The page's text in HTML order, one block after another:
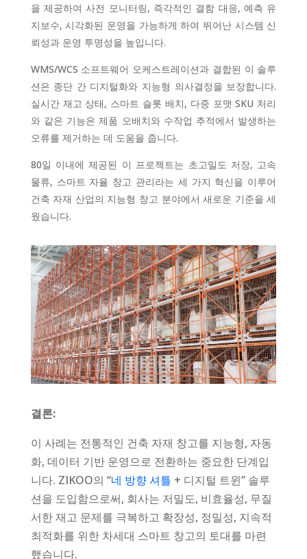
을 제공하여 사전 모니터링, 즉각적인 결함 대응, 예측 유
지보수, 시각화된 운영을 가능하게 하여 뛰어난 시스템 신
뢰성과 운영 투명성을 높입니다.
WMS/WCS 소프트웨어 오케스트레이션과 결합된 이 솔루
션은 종단 간 디지털화와 지능형 의사결정을 보장합니다.
실시간 재고 상태, 스마트 슬롯 배치, 다중 포맷 SKU 처리
와 같은 기능은 제품 오배치와 수작업 추적에서 발생하는
오류를 제거하는 데 도움을 줍니다.
80일 이내에 제공된 이 프로젝트는 초고밀도 저장, 고속
물류, 스마트 자율 창고 관리라는 세 가지 혁신을 이루어
건축 자재 산업의 지능형 창고 분야에서 새로운 기준을 세
웠습니다.
결론:
이 사례는 전통적인 건축 자재 창고를 지능형, 자동
화, 데이터 기반 운영으로 전환하는 중요한 단계입
니다. ZIKOO의 “네 방향 셔틀 + 디지털 트윈” 솔루
션을 도입함으로써, 회사는 저밀도, 비효율성, 무질
서한 재고 문제를 극복하고 확장성, 정밀성, 지속적
최적화를 위한 차세대 스마트 창고의 토대를 마련
했습니다.